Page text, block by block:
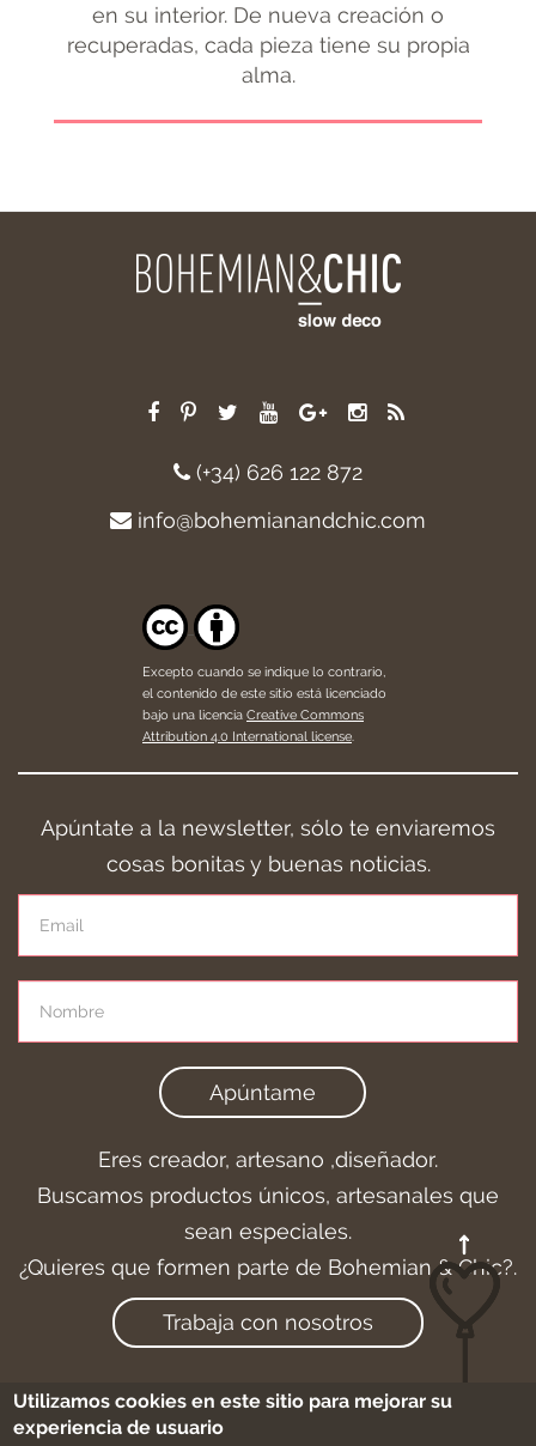
en su interior. De nueva creación o
recuperadas, cada pieza tiene su propia
alma.
(+34) 626 122 872
info@bohemianandchic.com
Excepto cuando se indique lo contrario,
el contenido de este sitio está licenciado
bajo una licencia Creative Commons
Attribution 4.0 International license.
Apúntate a la newsletter, sólo te enviaremos
cosas bonitas y buenas noticias.
Apúntame
Eres creador, artesano ,diseñador.
Buscamos productos únicos, artesanales que
sean especiales.
¿Quieres que formen parte de Bohemian & Chic?.
Trabaja con nosotros
Aviso legal-Cookies
Utilizamos cookies en este sitio para mejorar su
experiencia de usuario